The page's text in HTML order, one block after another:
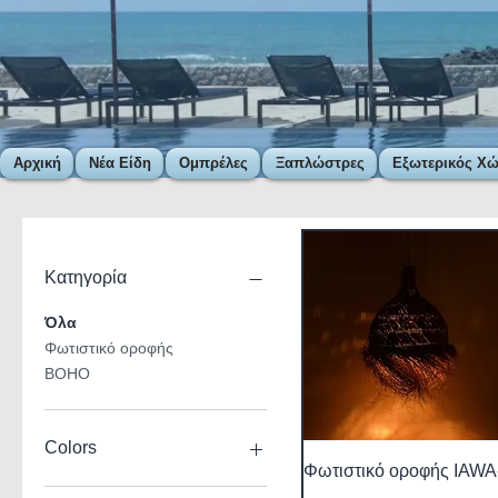
Αρχική Νέα Είδη Ομπρέλες Ξαπλώστρες Εξωτερικός
Κατηγορία
Όλα
Φωτιστικό οροφής
BOHO
Colors
Φωτιστικό οροφής